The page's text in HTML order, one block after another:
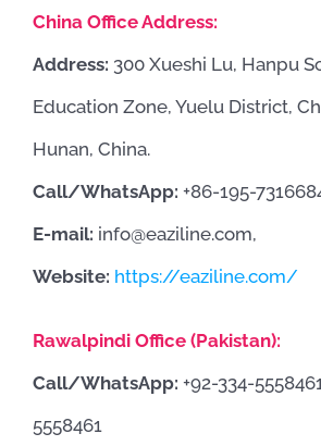
China Office Address:
Address: 300 Xueshi Lu, Hanpu
Education Zone, Yuelu District,
Hunan, China.
Call/WhatsApp: +86-195-
E-mail: info@eaziline.com,
Website: https://eaziline.com/
Rawalpindi Office (Pakistan):
Call/WhatsApp: +92-334-
5558461